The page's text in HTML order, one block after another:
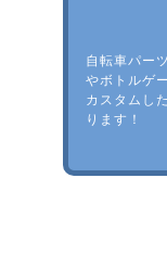
自転車パー
やボトルゲ
カスタムし
ります！